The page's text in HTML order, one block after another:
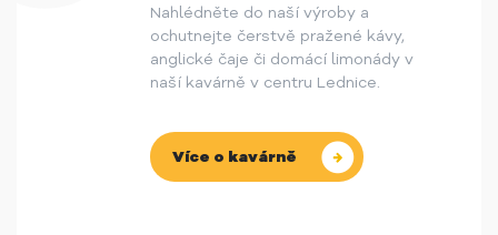
Nahlédněte do naší výroby a
ochutnejte čerstvě pražené kávy,
anglické čaje či domácí limonády v
naší kavárně v centru Lednice.
Více o kavárně